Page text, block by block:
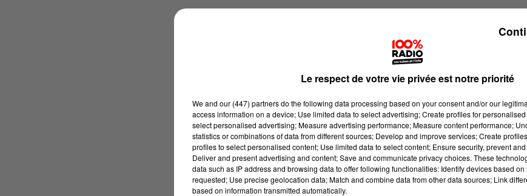
Le respect de votre vie privée est notre priorité
We and our (447) partnersdo the following data processing based on your consent and/or our
access information on a device; Use limited data to select advertising; Create profiles for
select personalised advertising; Measure advertising performance; Measure content performance;
statistics or combinations of data from different sources; Develop and improve services; Create
profiles to select personalised content; Use limited data to select content; Ensure security, prevent
Deliver and present advertising and content; Save and communicate privacy choices. These
data such as IP address and browsing data to offer following functionalities: Identify devices based
requested; Use precise geolocation data; Match and combine data from other data sources; Link
based on information transmitted automatically.